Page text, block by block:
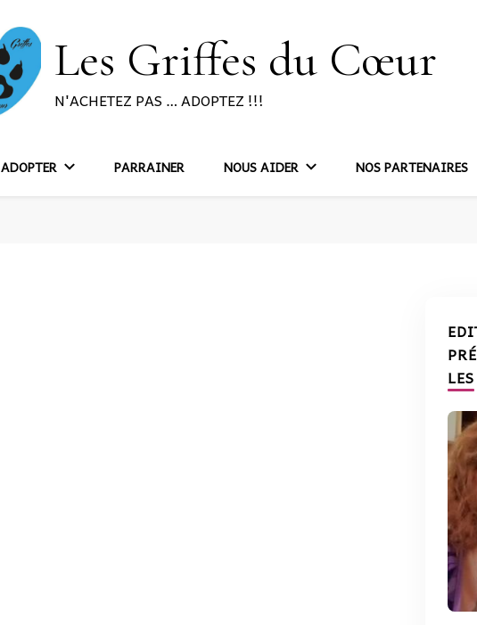
Les Griffes du Cœur
N'ACHETEZ PAS … ADOPTEZ !!!
ADOPTER PARRAINER NOUS AIDER NOS PARTENAIRES